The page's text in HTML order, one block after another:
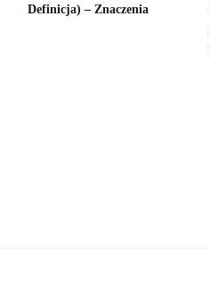
Definicja) – Znaczenia